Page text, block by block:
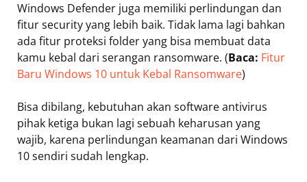
Windows Defender juga memiliki perlindungan dan
fitur security yang lebih baik. Tidak lama lagi bahkan
ada fitur proteksi folder yang bisa membuat data
kamu kebal dari serangan ransomware. (Baca: Fitur
Baru Windows 10 untuk Kebal Ransomware)
Bisa dibilang, kebutuhan akan software antivirus
pihak ketiga bukan lagi sebuah keharusan yang
wajib, karena perlindungan keamanan dari Windows
10 sendiri sudah lengkap.